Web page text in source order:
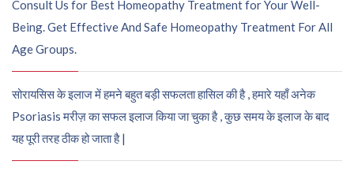
Consult Us for Best Homeopathy Treatment for Your Well-
Being. Get Effective And Safe Homeopathy Treatment For All
Age Groups.
सोरायसिस के इलाज में हमने बहुत बड़ी सफलता हासिल की है , हमारे यहाँ अनेक
Psoriasis मरीज़ का सफल इलाज किया जा चुका है , कुछ समय के इलाज के बाद
यह पूरी तरह ठीक हो जाता है |